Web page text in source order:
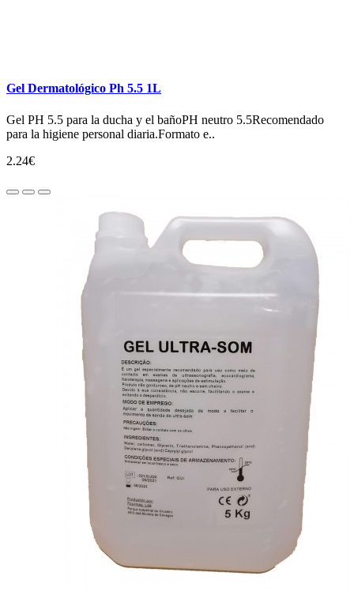
Gel Dermatológico Ph 5.5 1L
Gel PH 5.5 para la ducha y el bañoPH neutro 5.5Recomendado
para la higiene personal diaria.Formato e..
2.24€